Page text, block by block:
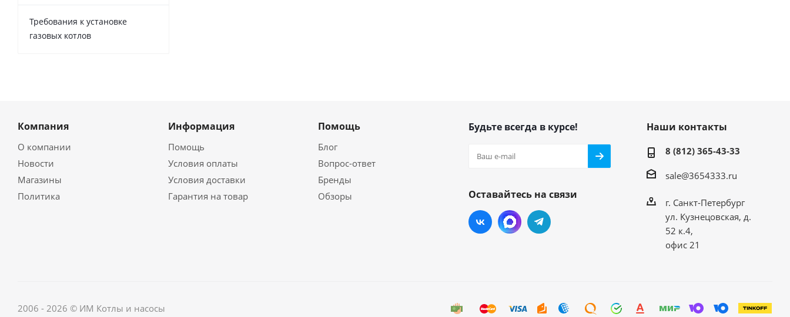
Требования к установке
газовых котлов
Компания
О компании
Новости
Магазины
Политика
Информация
Помощь
Условия оплаты
Условия доставки
Гарантия на товар
Помощь
Блог
Вопрос-ответ
Бренды
Обзоры
Будьте всегда в курсе!
Оставайтесь на связи
Наши контакты
8 (812) 365-43-33
sale@3654333.ru
г. Санкт-Петербург
ул. Кузнецовская, д.
52 к.4,
офис 21
2006 - 2026 © ИМ Котлы и насосы